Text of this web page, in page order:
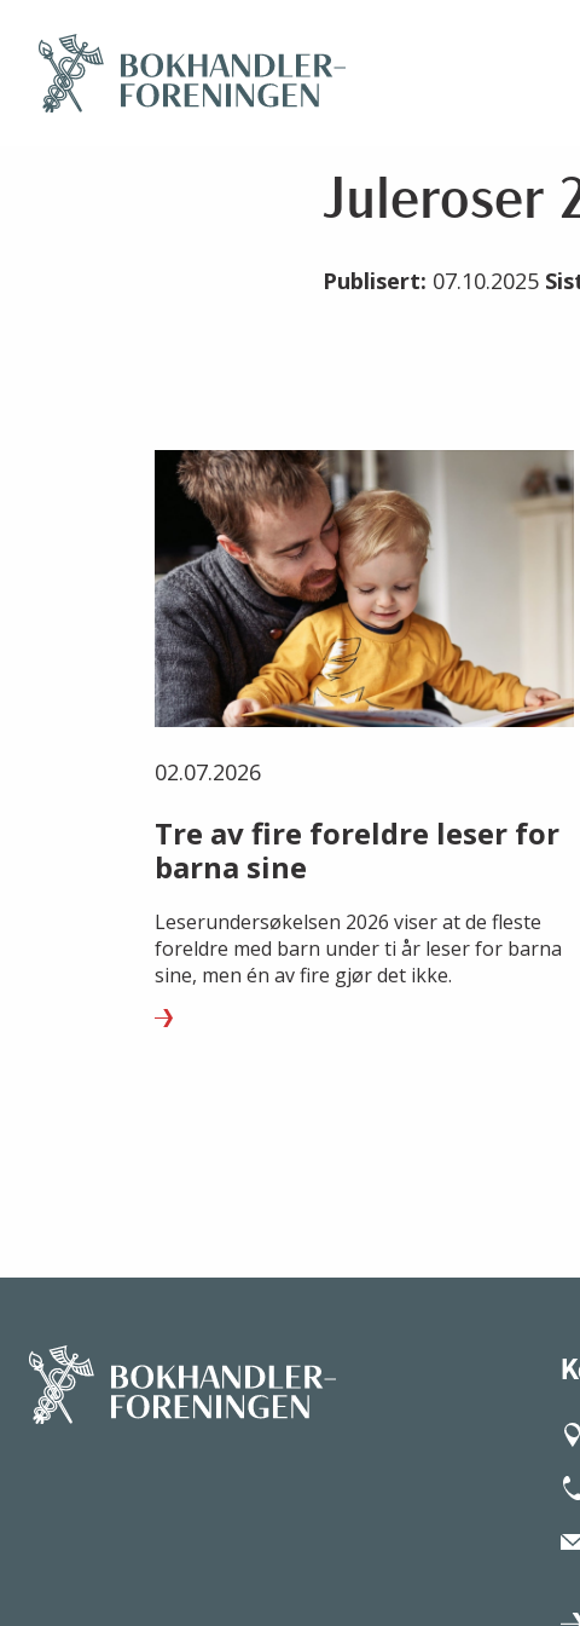
Juleroser
Publisert: 07.10.2025
02.07.2026
Tre av fire foreldre leser for
barna sine
Leserundersøkelsen 2026 viser at de fleste
foreldre med barn under ti år leser for barna
sine, men én av fire gjør det ikke.